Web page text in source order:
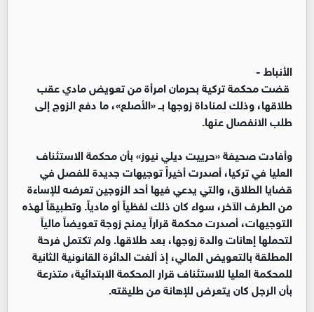
الأنباط -
قضت محكمة تركية بحرمان امرأة من تعويض مادي عقب
طلاقها، وذلك لمناداة زوجها بــ «الأصلع»، ما دفع الزوج إلى
طلب الانفصال عنها.
وأفادت صحيفة «حرييت ديلي نيوز» بأن محكمة الاستئناف
العليا في تركيا، أصدرت أخيراً توجيهات جديدة للفصل في
قضايا الطلاق، والتي يدعي فيها أحد الزوجين تعرضه للإساءة
من الطرف الآخر، سواء كان ذلك لفظياً أو مادياً. وتطبيقاً لهذه
التوجيهات، أصدرت محكمة قراراً يمنح زوجة تعويضاً مالياً
لتحملها إهانات والدة زوجها، بعد طلاقها. ولم تكتمل فرحة
المطلقة بالتعويض المالي، إذ ألغت الدائرة القانونية الثانية
للمحكمة العليا للاستئناف قرار المحكمة الابتدائية، متذرعة
بأن الرجل كان يتعرض للإهانة من طليقته.